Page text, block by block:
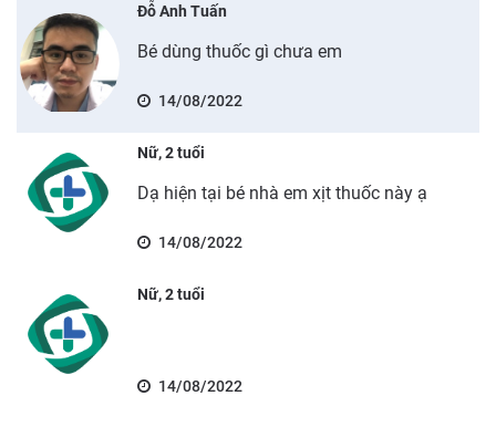
Đỗ Anh Tuấn
Bé dùng thuốc gì chưa em
14/08/2022
Nữ, 2 tuổi
Dạ hiện tại bé nhà em xịt thuốc này ạ
14/08/2022
Nữ, 2 tuổi
14/08/2022